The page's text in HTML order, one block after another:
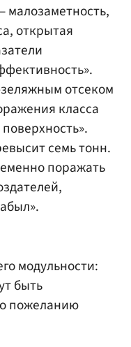
малозаметность,
открытая
отсеком
класса
поверхность».
семь тонн.
поражать
модульности:
быть
пожеланию